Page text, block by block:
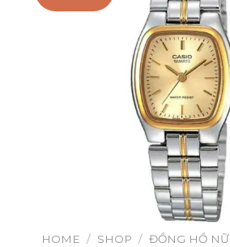
HOME / SHOP / ĐỒNG HỒ NỮ